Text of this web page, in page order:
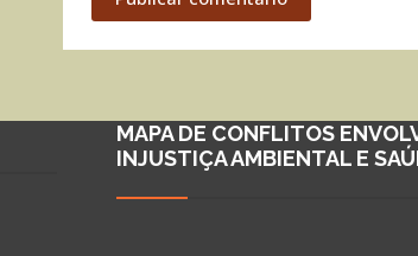
MAPA DE CONFLITOS
INJUSTIÇA AMBIENTAL E